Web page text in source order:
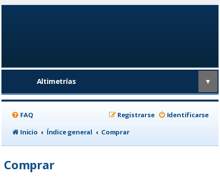
Altimetrías ▼
FAQ Identificarse
Registrarse
Inicio
Índice general Comprar
Comprar